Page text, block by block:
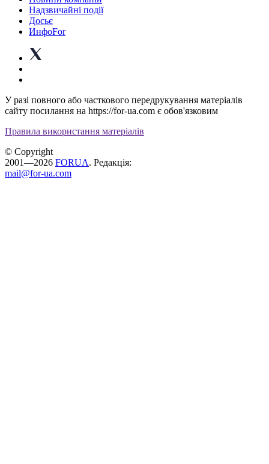
Надзвичайні події
Досьє
ИнфоFor
У разі повного або часткового передрукування матеріалів
сайту посилання на https://for-ua.com є обов'язковим
Правила використання матеріалів
© Copyright
2001—2026 FORUA. Редакція:
mail@for-ua.com